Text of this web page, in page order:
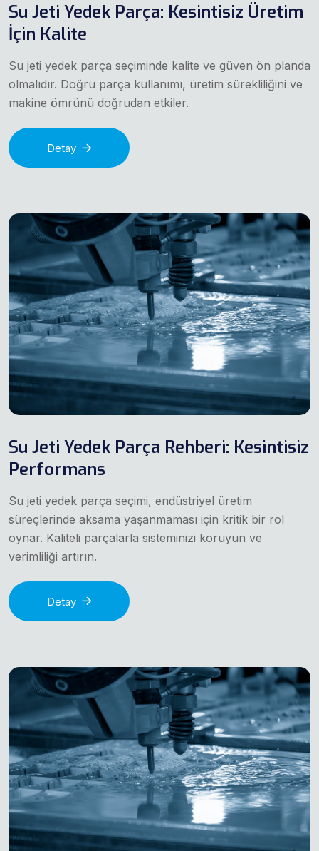
Su Jeti Yedek Parça: Kesintisiz Üretim
İçin Kalite
Su jeti yedek parça seçiminde kalite ve güven ön planda
olmalıdır. Doğru parça kullanımı, üretim sürekliliğini ve
makine ömrünü doğrudan etkiler.
Detay
Su Jeti Yedek Parça Rehberi: Kesintisiz
Performans
Su jeti yedek parça seçimi, endüstriyel üretim
süreçlerinde aksama yaşanmaması için kritik bir rol
oynar. Kaliteli parçalarla sisteminizi koruyun ve
verimliliği artırın.
Detay